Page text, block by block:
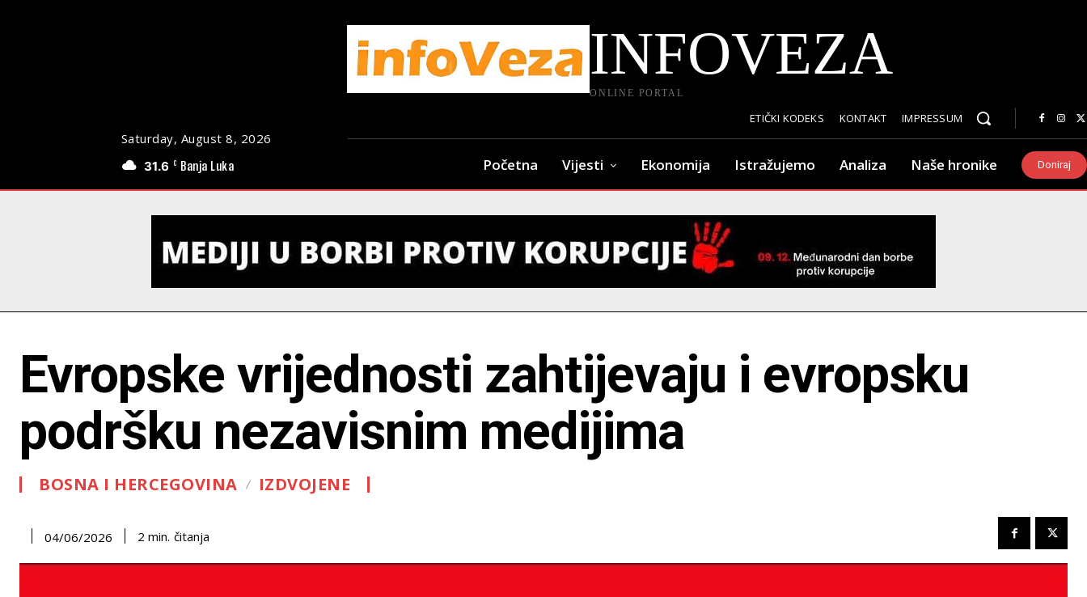
Saturday, August 8, 2026
31.6 C Banja Luka
INFOVEZA
ONLINE PORTAL
ETIČKI KODEKS KONTAKT IMPRESSUM
Početna Vijesti Ekonomija Istražujemo Analiza Naše hronike Doniraj
Evropske vrijednosti zahtijevaju i evropsku
podršku nezavisnim medijima
BOSNA I HERCEGOVINA IZDVOJENE
04/06/2026 2 min. čitanja